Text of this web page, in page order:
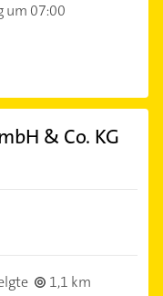
um 07:00
& Co. KG
1,1 km